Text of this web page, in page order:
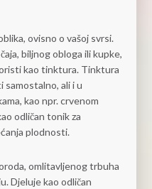
ovisno o vašoj svrsi.
biljnog obloga ili kupke,
kao tinktura. Tinktura
ali i u
kao npr. crvenom
odličan tonik za
plodnosti.
omlitavljenog trbuha
Djeluje kao odličan